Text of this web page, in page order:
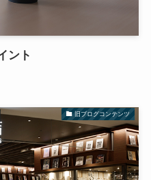
ント
旧ブログコンテンツ